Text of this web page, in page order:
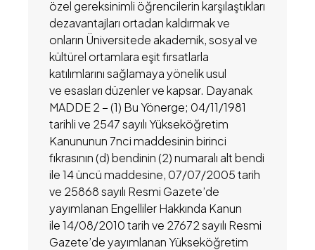
özel gereksinimli öğrencilerin karşılaştıkları
dezavantajları ortadan kaldırmak ve
onların Üniversitede akademik, sosyal ve
kültürel ortamlara eşit fırsatlarla
katılımlarını sağlamaya yönelik usul
ve esasları düzenler ve kapsar. Dayanak
MADDE 2 − (1) Bu Yönerge; 04/11/1981
tarihli ve 2547 sayılı Yükseköğretim
Kanununun 7nci maddesinin birinci
fıkrasının (d) bendinin (2) numaralı alt bendi
ile 14 üncü maddesine, 07/07/2005 tarih
ve 25868 sayılı Resmi Gazete’de
yayımlanan Engelliler Hakkında Kanun
ile 14/08/2010 tarih ve 27672 sayılı Resmi
Gazete’de yayımlanan Yükseköğretim